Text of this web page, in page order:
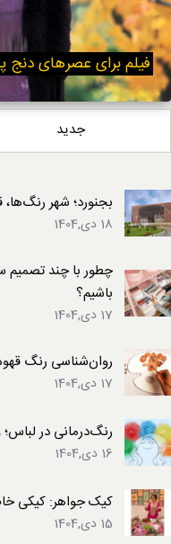
فیلم برای عصرهای دنج
جدید
بجنورد؛ شهر
18 دی,1404
چطور با چند تصمیم
باشیم؟
17 دی,1404
روان‌شناسی رنگ
17 دی,1404
رنگ‌درمانی در
16 دی,1404
کیک جواهر: کیکی خاص برای تولد
15 دی,1404